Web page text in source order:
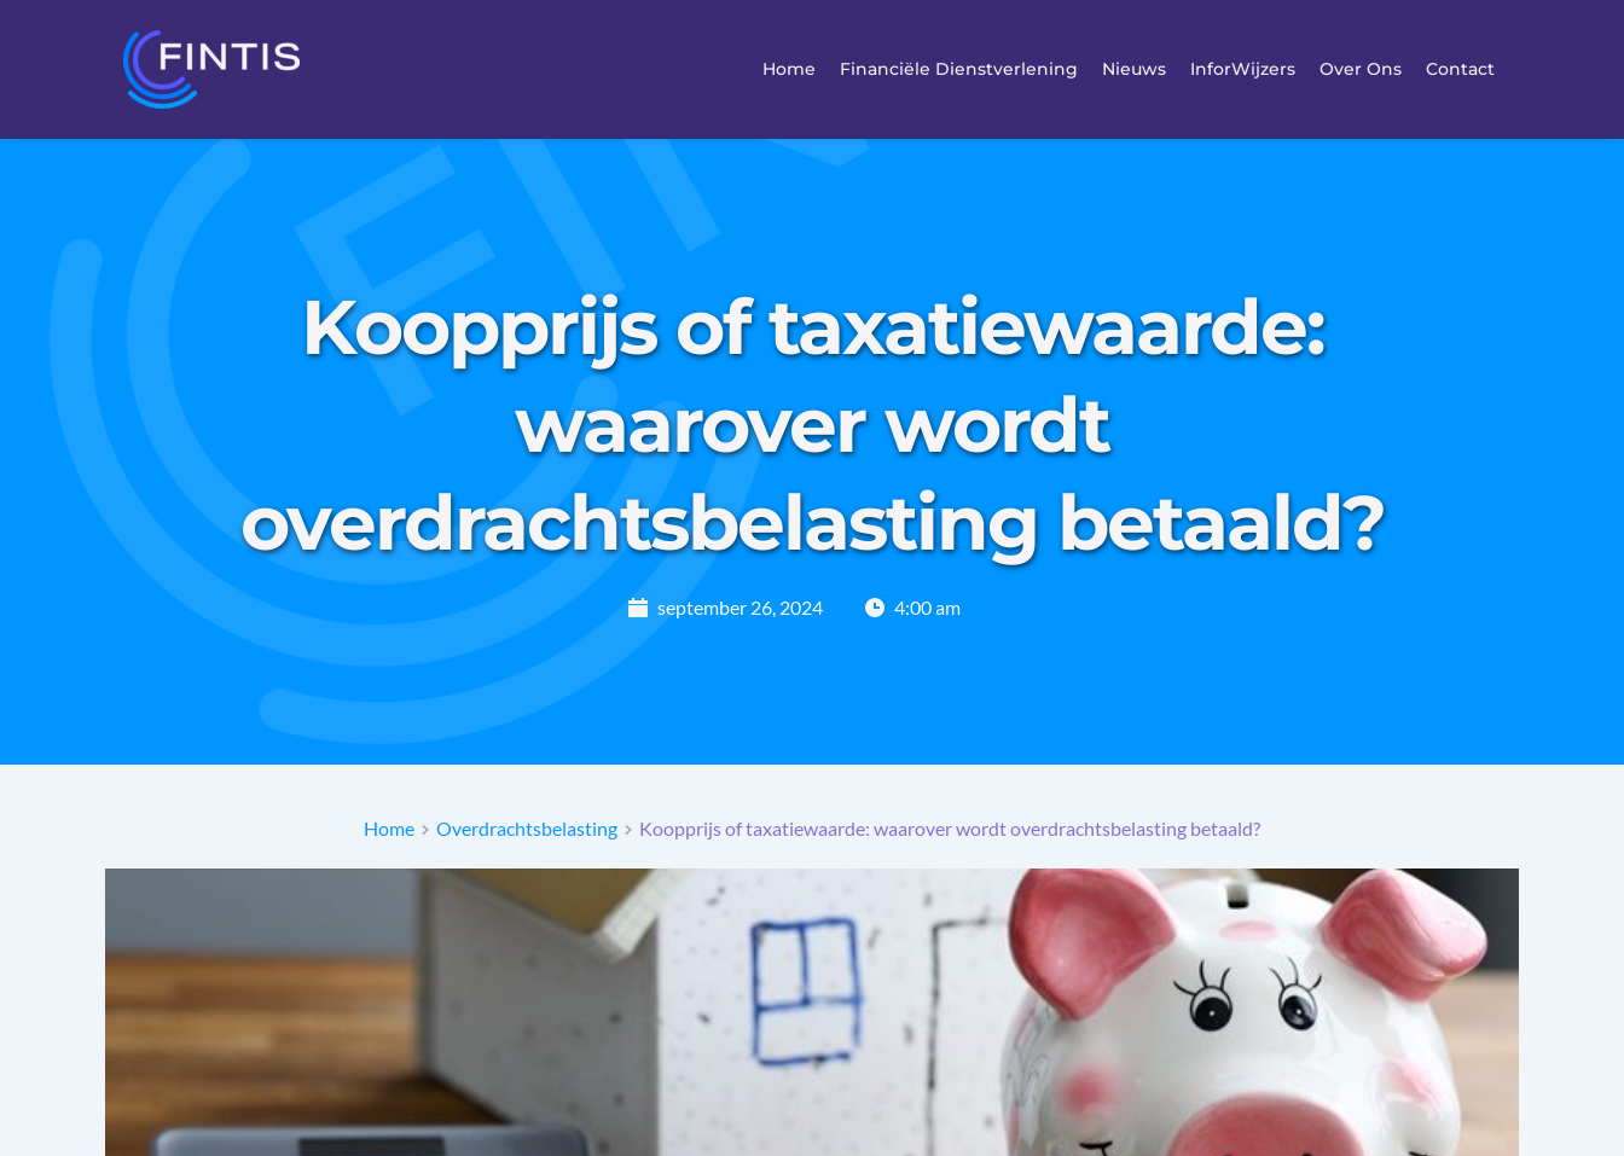
Home Financiële Dienstverlening Nieuws InforWijzers Over Ons Contact
Koopprijs of taxatiewaarde:
waarover wordt
overdrachtsbelasting betaald?
september 26, 2024 4:00 am
Home Overdrachtsbelasting Koopprijs of taxatiewaarde: waarover wordt overdrachtsbelasting betaald?